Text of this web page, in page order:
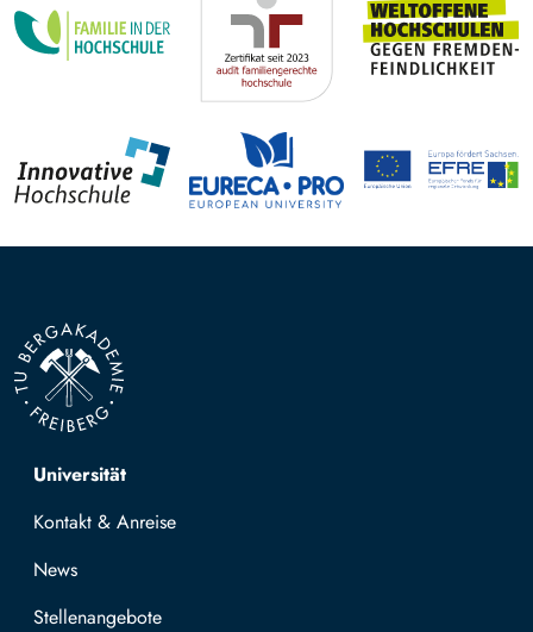
Top navigation
Universität
Kontakt & Anreise
News
Stellenangebote